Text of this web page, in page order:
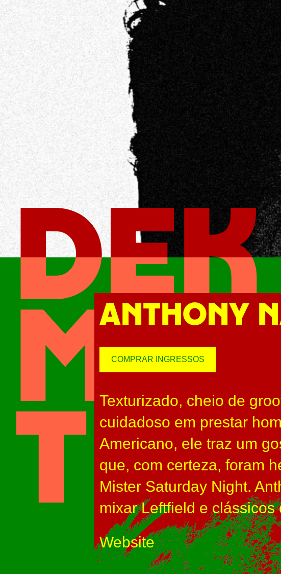
ANTHONY
COMPRAR INGRESSOS
Texturizado, cheio de
cuidadoso em prestar
Americano, ele traz um
que, com certeza, foram
Mister Saturday Night.
mixar Leftfield e
Website